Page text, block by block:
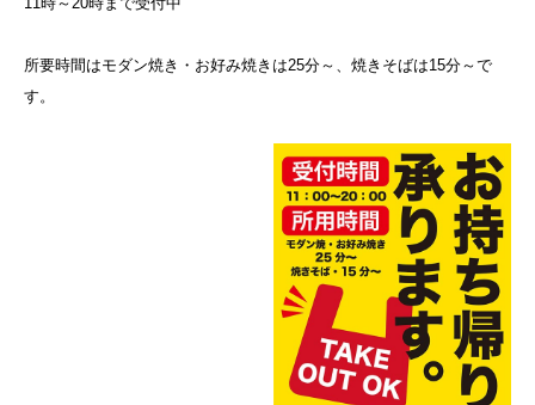
所要時間はモダン焼き・お好み焼きは25分～、焼きそばは15分～で
す。